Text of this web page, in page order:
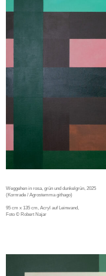
Weggehen in rosa, grün und dunkelgrün, 2025
(Kornrade / Agrostemma githago)
95 cm x 135 cm, Acryl auf Leinwand,
Foto © Robert Najar